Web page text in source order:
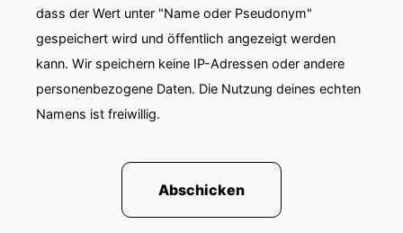
dass der Wert unter "Name oder Pseudonym"
gespeichert wird und öffentlich angezeigt werden
kann. Wir speichern keine IP-Adressen oder andere
personenbezogene Daten. Die Nutzung deines echten
Namens ist freiwillig.
Abschicken